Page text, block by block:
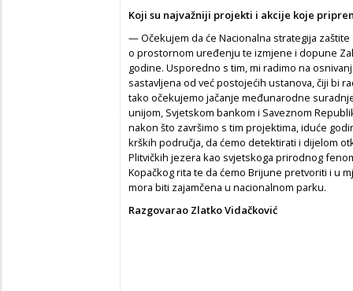
Koji su najvažniji projekti i akcije koje
— Očekujem da će Nacionalna strategija
o prostornom uređenju te izmjene i dopune
godine. Usporedno s tim, mi radimo na
sastavljena od već postojećih ustanova, čiji bi
tako očekujemo jačanje međunarodne
unijom, Svjetskom bankom i Saveznom
nakon što završimo s tim projektima, iduće
krških područja, da ćemo detektirati i dijelom
Plitvičkih jezera kao svjetskoga prirodnog
Kopačkog rita te da ćemo Brijune pretvoriti i u
mora biti zajamčena u nacionalnom parku.
Razgovarao Zlatko Vidačković